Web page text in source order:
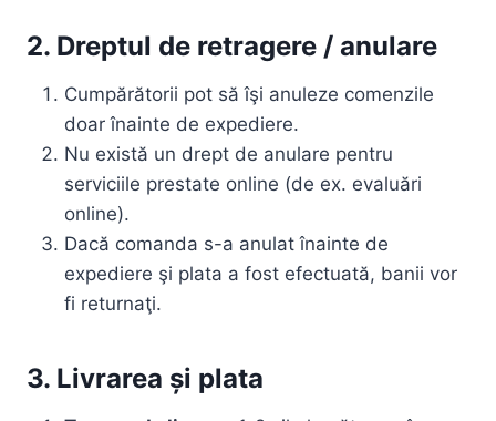
2. Dreptul de retragere / anulare
Cumpărătorii pot să îşi anuleze comenzile
doar înainte de expediere.
Nu există un drept de anulare pentru
serviciile prestate online (de ex. evaluări
online).
Dacă comanda s-a anulat înainte de
expediere şi plata a fost efectuată, banii vor
fi returnaţi.
3. Livrarea și plata